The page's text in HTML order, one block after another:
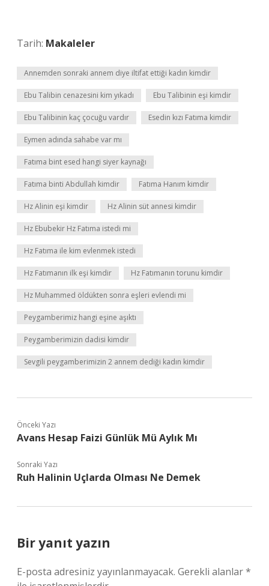
Tarih: Makaleler
Annemden sonraki annem diye iltifat ettiği kadın kimdir
Ebu Talibin cenazesini kim yıkadı Ebu Talibinin eşi kimdir
Ebu Talibinin kaç çocuğu vardır Esedin kızı Fatıma kimdir
Eymen adında sahabe var mı
Fatıma bint esed hangi siyer kaynağı
Fatıma binti Abdullah kimdir Fatıma Hanım kimdir
Hz Alinin eşi kimdir Hz Alinin süt annesi kimdir
Hz Ebubekir Hz Fatıma istedi mi
Hz Fatıma ile kim evlenmek istedi
Hz Fatımanın ilk eşi kimdir Hz Fatımanın torunu kimdir
Hz Muhammed öldükten sonra eşleri evlendi mi
Peygamberimiz hangi eşine aşıktı
Peygamberimizin dadisi kimdir
Sevgili peygamberimizin 2 annem dediği kadın kimdir
Önceki Yazı
Avans Hesap Faizi Günlük Mü Aylık Mı
Sonraki Yazı
Ruh Halinin Uçlarda Olması Ne Demek
Bir yanıt yazın
E-posta adresiniz yayınlanmayacak. Gerekli alanlar*